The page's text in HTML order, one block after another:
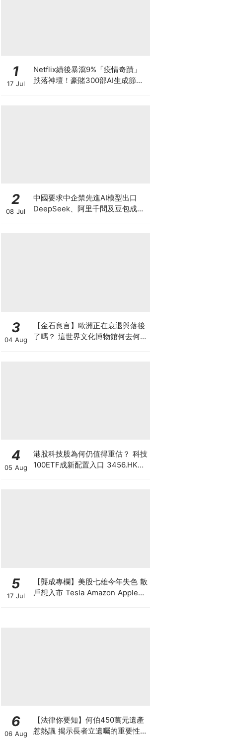
1
17 Jul
Netflix績後暴瀉9%「疫情奇蹟」
跌落神壇！豪賭300部AI生成節目
2
08 Jul
中國要求中企禁先進AI模型出口
DeepSeek、阿里千問及豆包成保
3
04 Aug
【金石良言】歐洲正在衰退與落後
了嗎？ 這世界文化博物館何去何
4
05 Aug
港股科技股為何仍值得重估？ 科技
100ETF成新配置入口 3456.HK一
5
17 Jul
【龔成專欄】美股七雄今年失色 散
戶想入市 Tesla Amazon Apple誰
6
06 Aug
【法律你要知】何伯450萬元遺產
惹熱議 揭示長者立遺囑的重要性